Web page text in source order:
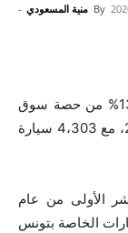
By منية المسعودي -
استحوذت علامة كيا على 13% من حصة سوق
لسيارات الخاصة (PC) ، في نهاية نوفمبر 2020، مع 4،303 سيارة
عشر الأولى من عام
الخاصة بتونس